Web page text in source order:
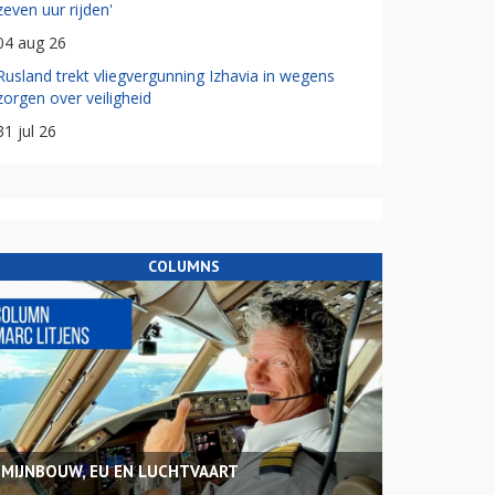
uur rijden'
aug 26
trekt vliegvergunning Izhavia in wegens
over veiligheid
jul 26
COLUMNS
MIJNBOUW, EU EN LUCHTVAART